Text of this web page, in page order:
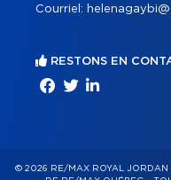
Courriel:
RESTONS EN
© 2026 RE/MAX ROYAL JORDAN